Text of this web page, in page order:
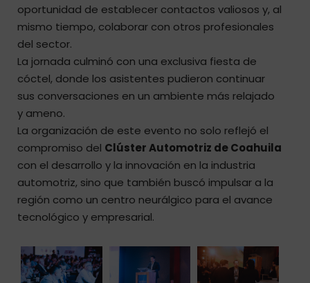
oportunidad de establecer contactos valiosos y, al
mismo tiempo, colaborar con otros profesionales
del sector.
La jornada culminó con una exclusiva fiesta de
cóctel, donde los asistentes pudieron continuar
sus conversaciones en un ambiente más relajado
y ameno.
La organización de este evento no solo reflejó el
compromiso del Clúster Automotriz de Coahuila
con el desarrollo y la innovación en la industria
automotriz, sino que también buscó impulsar a la
región como un centro neurálgico para el avance
tecnológico y empresarial.